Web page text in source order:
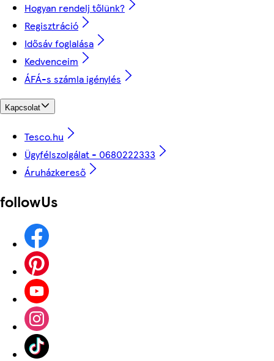
Hogyan rendelj tőlünk?
Regisztráció
Idősáv foglalása
Kedvenceim
ÁFÁ-s számla igénylés
Kapcsolat
Tesco.hu
Ügyfélszolgálat - 0680222333
Áruházkereső
followUs